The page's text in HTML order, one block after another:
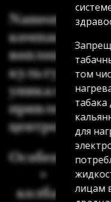
Nanosmoke
компактный
воплощает
культуре
уникальный
привлекает
центром
Особенности:
•
колба
том
табака
для
лицам